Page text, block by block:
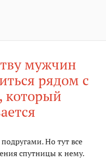
мужчин
рядом с
который
Но тут все
спутницы к нему.